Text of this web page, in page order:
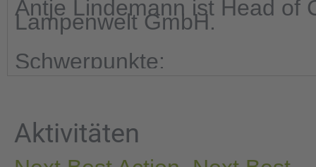
Antje Lindemann ist Head of
Lampenwelt GmbH.
Schwerpunkte:
Aktivitäten